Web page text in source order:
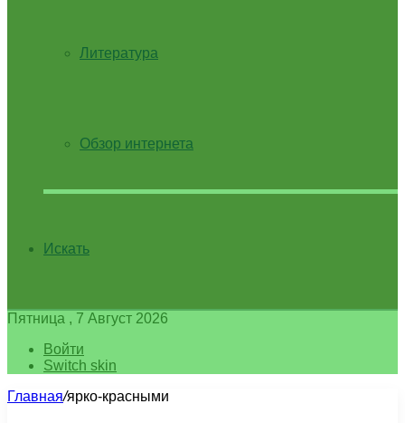
Литература
Обзор интернета
Искать
Пятница , 7 Август 2026
Войти
Switch skin
Главная/ярко-красными